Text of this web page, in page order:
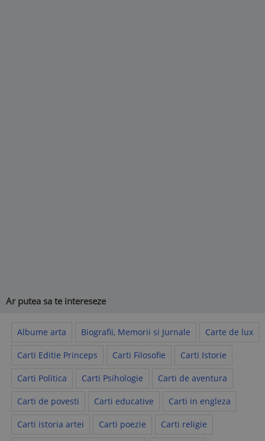
Ar putea sa te intereseze
Albume arta Biografii, Memorii si Jurnale Carte de lux
Carti Editie Princeps Carti Filosofie Carti Istorie
Carti Politica Carti Psihologie Carti de aventura
Carti de povesti Carti educative Carti in engleza
Carti istoria artei Carti poezie Carti religie